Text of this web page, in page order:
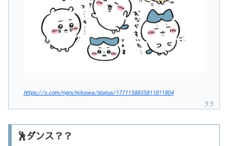
https://x.com/ngnchiikawa/status/1771158835811811804
🕺ダンス？？